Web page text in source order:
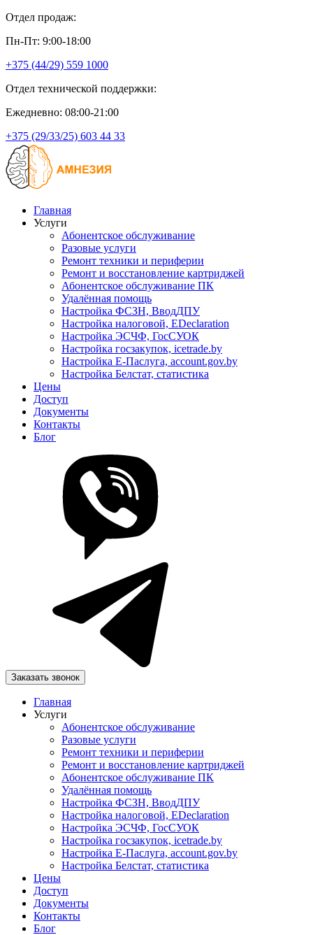
Отдел продаж:
Пн-Пт: 9:00-18:00
+375 (44/29) 559 1000
Отдел технической поддержки:
Ежедневно: 08:00-21:00
+375 (29/33/25) 603 44 33
Главная
Услуги
Абонентское обслуживание
Разовые услуги
Ремонт техники и периферии
Ремонт и восстановление картриджей
Абонентское обслуживание ПК
Удалённая помощь
Настройка ФСЗН, ВводДПУ
Настройка налоговой, EDeclaration
Настройка ЭСЧФ, ГосСУОК
Настройка госзакупок, icetrade.by
Настройка Е-Паслуга, account.gov.by
Настройка Белстат, статистика
Цены
Доступ
Документы
Контакты
Блог
Заказать звонок
Главная
Услуги
Абонентское обслуживание
Разовые услуги
Ремонт техники и периферии
Ремонт и восстановление картриджей
Абонентское обслуживание ПК
Удалённая помощь
Настройка ФСЗН, ВводДПУ
Настройка налоговой, EDeclaration
Настройка ЭСЧФ, ГосСУОК
Настройка госзакупок, icetrade.by
Настройка Е-Паслуга, account.gov.by
Настройка Белстат, статистика
Цены
Доступ
Документы
Контакты
Блог